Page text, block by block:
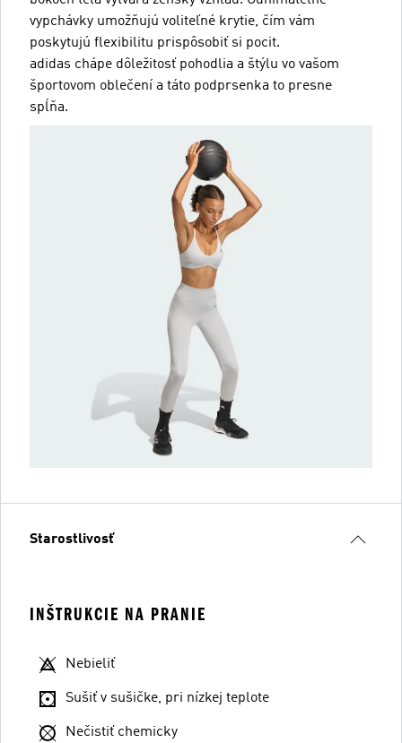
vypchávky umožňujú voliteľné krytie, čím vám
poskytujú flexibilitu prispôsobiť si pocit.
adidas chápe dôležitosť pohodlia a štýlu vo vašom
športovom oblečení a táto podprsenka to presne
spĺňa.
Starostlivosť
INŠTRUKCIE NA PRANIE
Nebieliť
Sušiť v sušičke, pri nízkej teplote
Nečistiť chemicky